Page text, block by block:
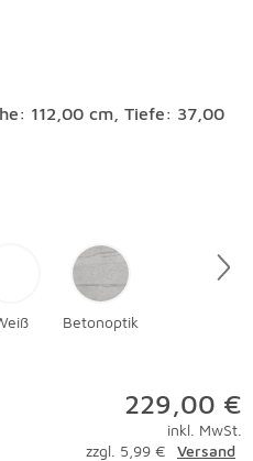
112,00 cm, Tiefe: 37,00
Betonoptik
229,00 €
inkl. MwSt.
zzgl. 5,99 €
Versand